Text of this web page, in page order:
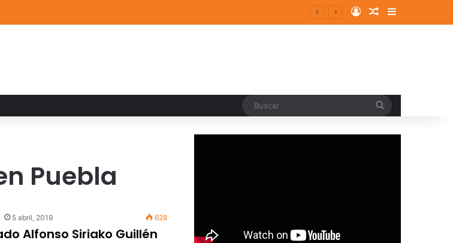
su acervo con nuevas obras de artistas emergentes y consolidados Log InRandom Article
Sidebar
Puebla
5 abril, 2019 628
Alfonso Siriako Guillén